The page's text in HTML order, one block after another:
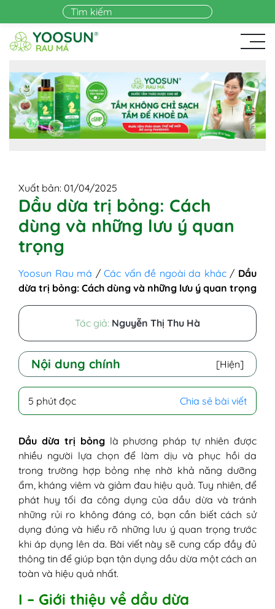
Skip to main content
Xuất bản: 01/04/2025
Dầu dừa trị bỏng: Cách
dùng và những lưu ý quan
trọng
Yoosun Rau má /Các vấn đề ngoài da khác/ Dầu
dừa trị bỏng: Cách dùng và những lưu ý quan trọng
Tác giả: Nguyễn Thị Thu Hà
Nội dung chính [Hiện]
II - Dầu dừa có trị bỏng được không?
nhẹ
1. Bôi trực tiếp lên vùng da bị bỏng
2. Kết hợp dầu dừa và mật ong
3. Dầu dừa và tinh dầu oải hương
3. Dầu dừa và gel lô hội (nha đam)
5. Dầu dừa và bột nghệ
6. Dầu dừa và dầu tràm trà (Tea tree
oil)
7. Dầu dừa và vitamin E (từ viên
nang)
dừa trị bỏng
5 phút đọc Chia sẻ bài viết
Dầu dừa trị bỏnglà phương pháp tự nhiên được
nhiều người lựa chọn để làm dịu và phục hồi da
trong trường hợp bỏng nhẹ nhờ khả năng dưỡng
ẩm, kháng viêm và giảm đau hiệu quả. Tuy nhiên, để
phát huy tối đa công dụng của dầu dừa và tránh
những rủi ro không đáng có, bạn cần biết cách sử
dụng đúng và hiểu rõ những lưu ý quan trọng trước
khi áp dụng lên da. Bài viết này sẽ cung cấp đầy đủ
thông tin để giúp bạn tận dụng dầu dừa một cách an
toàn và hiệu quả nhất.
I – Giới thiệu về dầu dừa